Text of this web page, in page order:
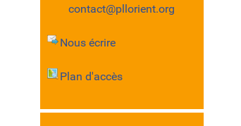
contact@pllorient.org
Nous écrire
Plan d'accès